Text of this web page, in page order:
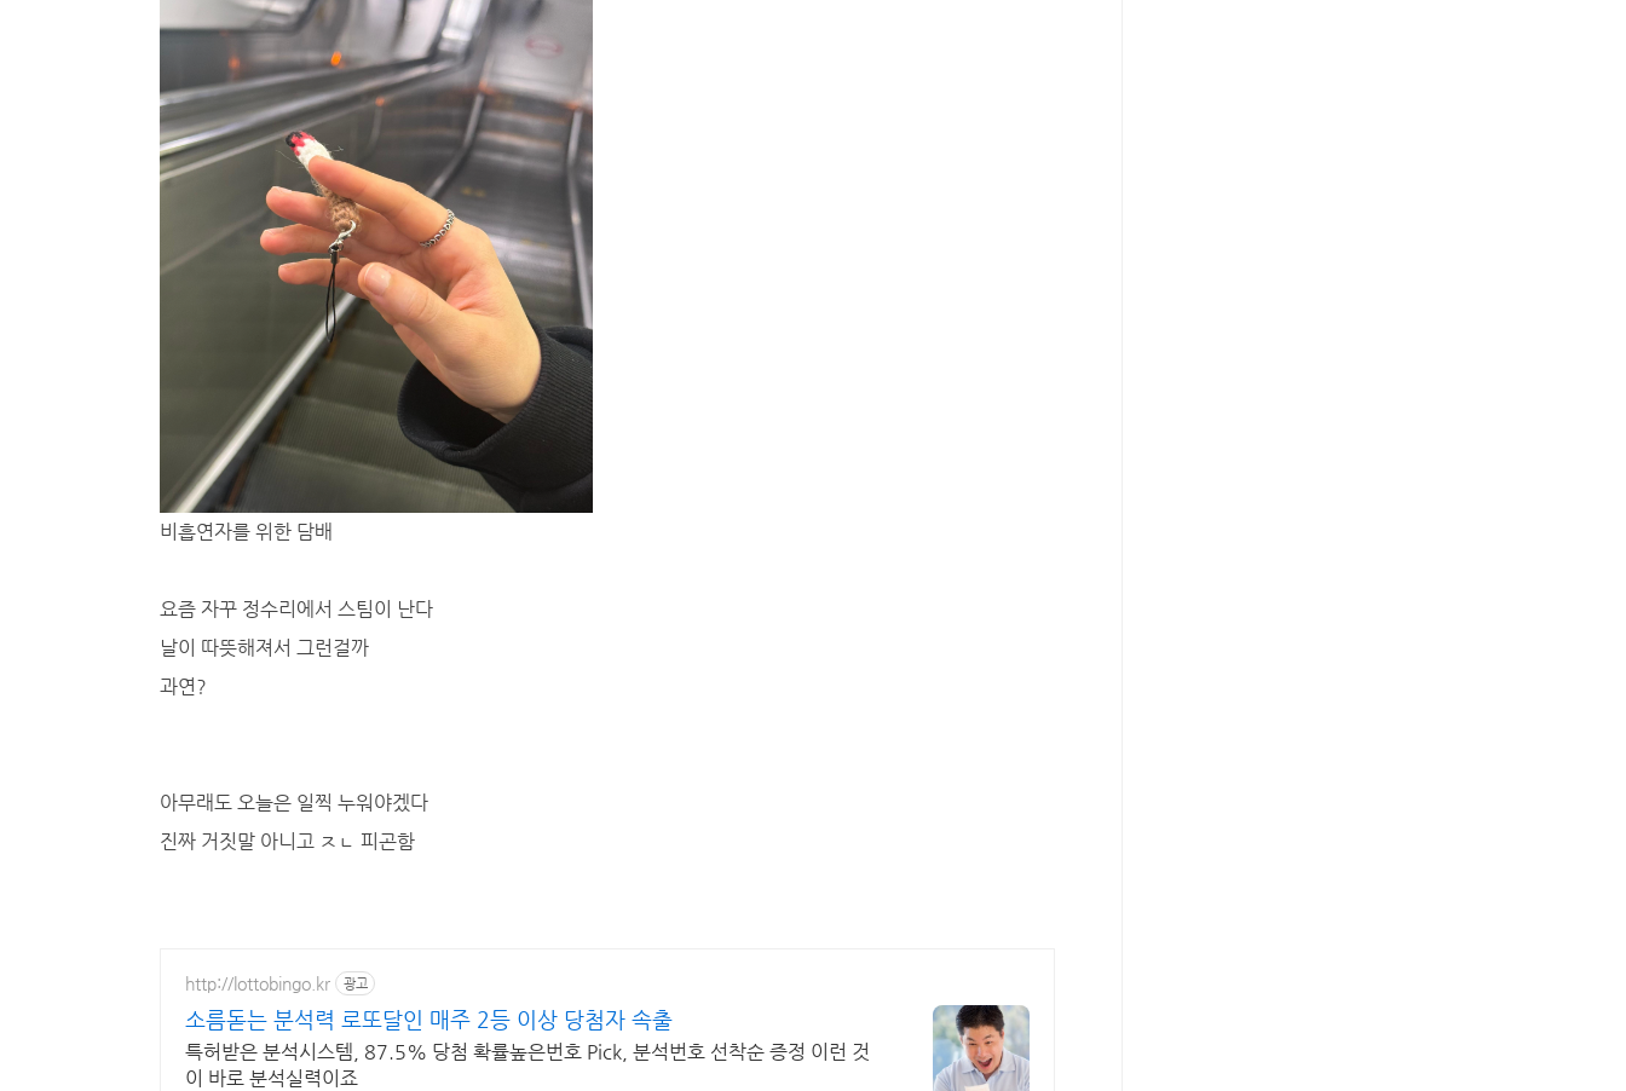
비흡연자를 위한 담배
요즘 자꾸 정수리에서 스팀이 난다
날이 따뜻해져서 그런걸까
과연?
아무래도 오늘은 일찍 누워야겠다
진짜 거짓말 아니고 ㅈㄴ 피곤함
http://lottobingo.kr 광고
소름돋는 분석력 로또달인 매주 2등 이상 당첨자 속출
특허받은 분석시스템, 87.5% 당첨 확률높은번호 Pick, 분석번호 선착순 증정 이런 것
이 바로 분석실력이죠